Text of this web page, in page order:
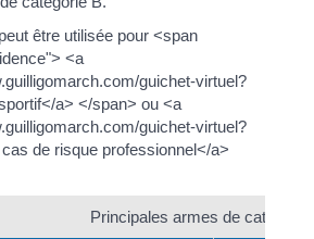
être utilisée pour <span
<a
guichet-virtuel?
a> </span> ou <a
guichet-virtuel?
de risque professionnel</a>
Principales armes de